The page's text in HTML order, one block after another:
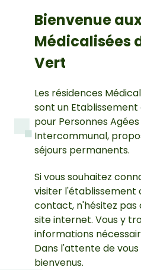
Bienvenue
Médicalisées
Vert
Les résidences
sont un
pour Personnes
Intercommunal,
séjours permanents.
Si vous souhaitez
visiter l'établissement
contact, n'hésitez
site internet. Vous y
informations
Dans l'attente de
bienvenus.